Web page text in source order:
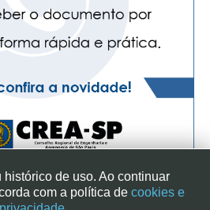
histórico de uso. Ao continuar
com a política de cookies e